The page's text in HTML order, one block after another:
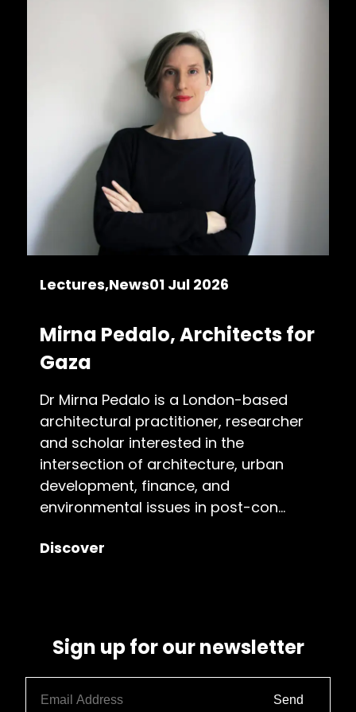
Lectures News01 Jul 2026
Mirna Pedalo, Architects for
Gaza
Dr Mirna Pedalo is a London-based
architectural practitioner, researcher
and scholar interested in the
intersection of architecture, urban
development, finance, and
environmental issues in post-con...
Discover
Sign up for our newsletter
Send